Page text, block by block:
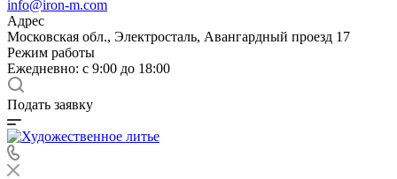
info@iron-m.com
Адрес
Московская обл., Электросталь, Авангардный проезд 17
Режим работы
Ежедневно: с 9:00 до 18:00
Подать заявку